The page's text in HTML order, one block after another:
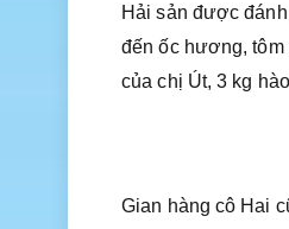
Hải sản được
đến ốc hương,
của chị Út, 3 kg
Gian hàng cô Hai